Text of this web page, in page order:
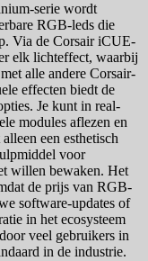
serie wordt
RGB-leds die
Via de Corsair iCUE-
elk lichteffect, waarbij
alle andere Corsair-
effecten biedt de
Je kunt in real-
modules aflezen en
een esthetisch
voor
willen bewaken. Het
de prijs van RGB-
software-updates of
in het ecosysteem
veel gebruikers in
in de industrie.